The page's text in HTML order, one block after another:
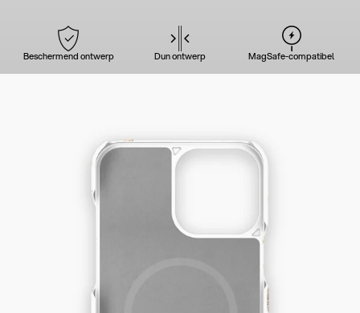
Beschermend ontwerp Dun ontwerp MagSafe-compatibel